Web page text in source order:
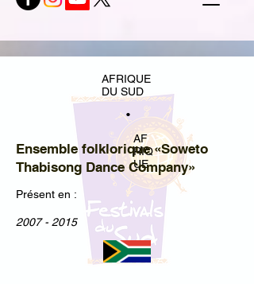
AFRIQUE
DU SUD
•
AF
RIQ
UE
Ensemble folklorique «Soweto
Thabisong Dance Company»
Présent en :
2007 - 2015